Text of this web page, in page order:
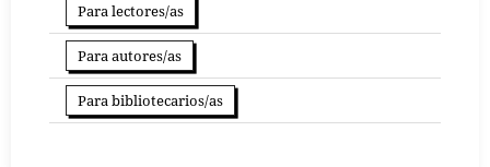
Para lectores/as
Para autores/as
Para bibliotecarios/as